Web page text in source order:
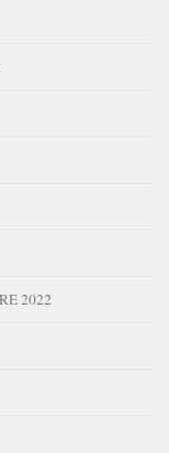
2022